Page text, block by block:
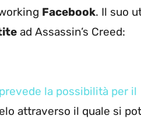
Facebook. Il suo
ad Assassin’s Creed:
la possibilità per il
attraverso il quale si